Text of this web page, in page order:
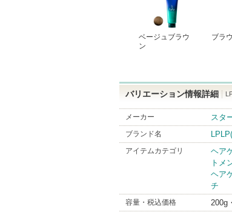
ベージュブラウ
ン
ブラ
バリエーション情報詳細
メーカー スタ
ブランド名
アイテムカテゴリ ヘア
トメ
ヘア
チ
容量・税込価格 200g